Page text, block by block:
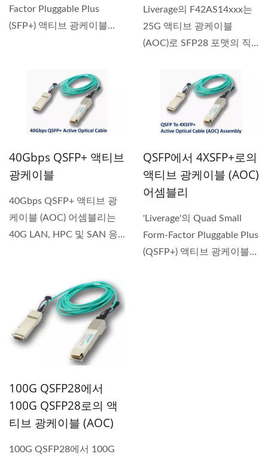
Factor Pluggable Plus
(SFP+) 액티브 광케이블
Liverage의 F42AS14xxx는
25G 액티브 광케이블
(AOC)로 SFP28 포맷의 직
40Gbps QSFP+ 액티브
광케이블
40Gbps QSFP+ 액티브 광
케이블 (AOC) 어셈블리는
40G LAN, HPC 및 SAN 응
QSFP에서 4XSFP+로의
액티브 광케이블 (AOC)
어셈블리
'Liverage'의 Quad Small
Form-Factor Pluggable Plus
(QSFP+) 액티브 광케이블
100G QSFP28에서
100G QSFP28로의 액
티브 광케이블 (AOC)
100G QSFP28에서 100G